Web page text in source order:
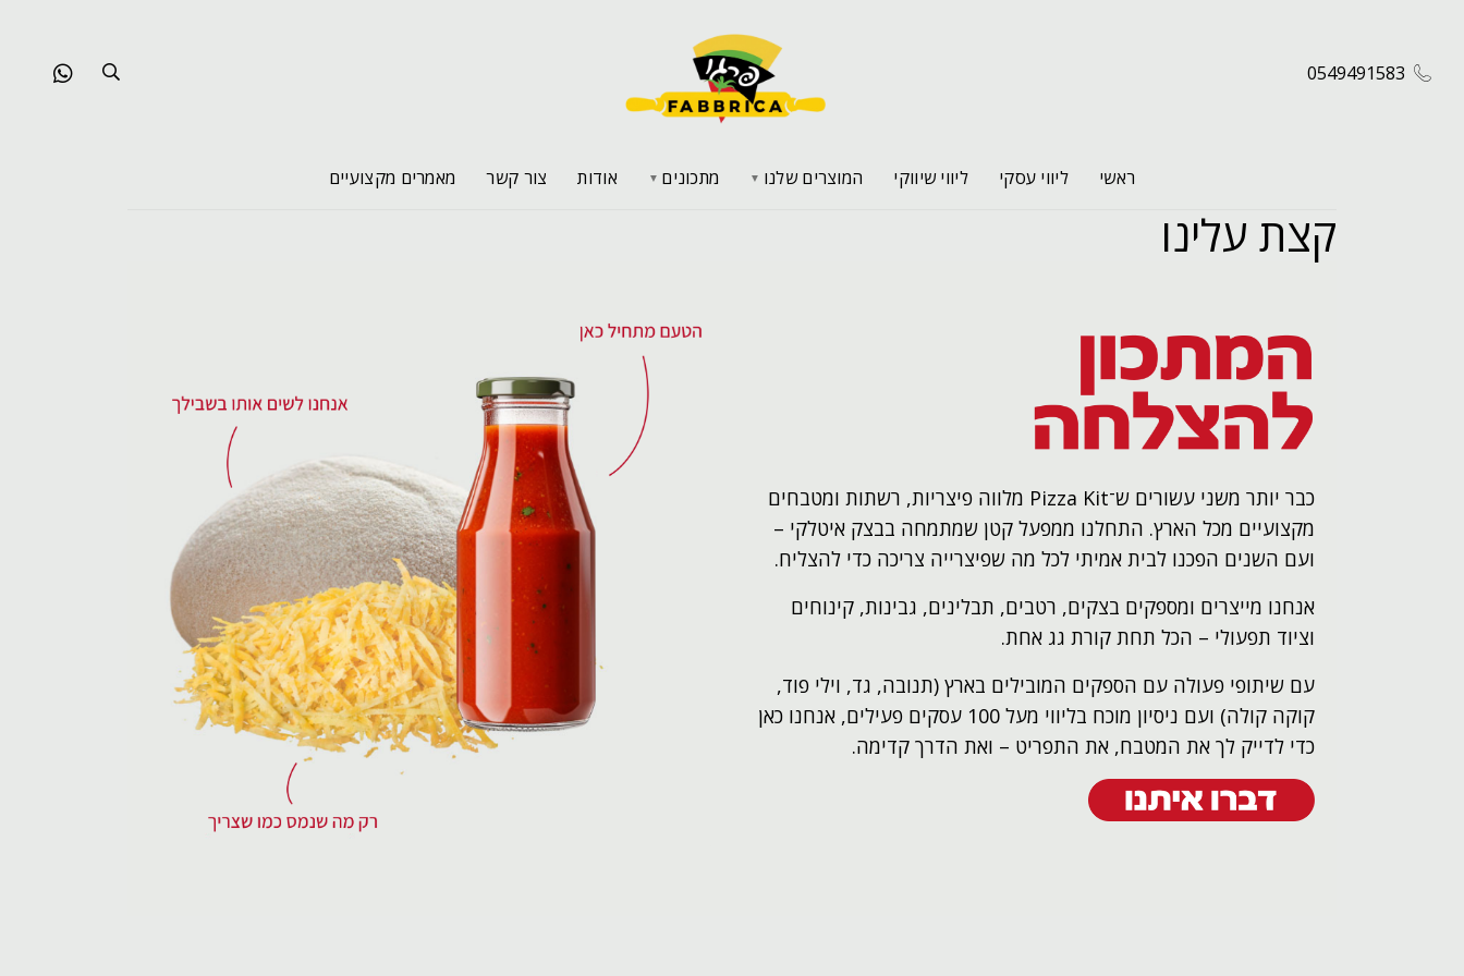
0549491583
ראשי ליווי עסקי ליווי שיווקי המוצרים שלנו ▼ מתכונים ▼ אודות צור קשר מאמרים מקצועיים
קצת עלינו
כבר יותר משני עשורים ש־Pizza Kit מלווה פיצריות, רשתות ומטבחים
מקצועיים מכל הארץ. התחלנו ממפעל קטן שמתמחה בבצק איטלקי –
ועם השנים הפכנו לבית אמיתי לכל מה שפי­צרייה צריכה כדי להצליח.
אנחנו מייצרים ומספקים בצקים, רטבים, תבלינים, גבינות, קינוחים
וציוד תפעולי – הכל תחת קורת גג אחת.
עם שיתופי פעולה עם הספקים המובילים בארץ (תנובה, גד, וילי פוד,
קוקה קולה) ועם ניסיון מוכח בליווי מעל 100 עסקים פעילים, אנחנו כאן
כדי לדייק לך את המטבח, את התפריט – ואת הדרך קדימה.